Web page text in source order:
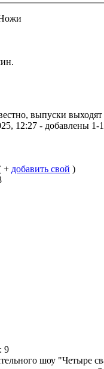
выпуски выходят
12:27 - добавлены 1-
+ добавить свой )
9
шоу "Четыре